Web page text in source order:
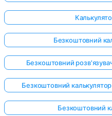
Безкоштовний
Безкоштовний
Безкоштовний
Безкоштовний